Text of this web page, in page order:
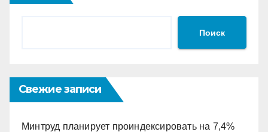
Поиск
Свежие записи
Минтруд планирует проиндексировать на 7,4%